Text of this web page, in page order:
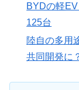
BYDの軽
125台
陸自の多用
共同開発に